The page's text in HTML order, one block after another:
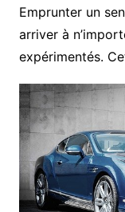
Emprunter un
arriver à
expérimentés.